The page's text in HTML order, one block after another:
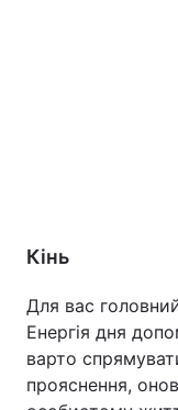
Кінь
Для вас
Енергія дня
варто
прояснення,